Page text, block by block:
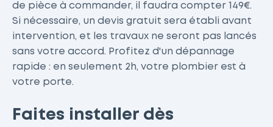
de pièce à commander, il faudra compter 149€.
Si nécessaire, un devis gratuit sera établi avant
intervention, et les travaux ne seront pas lancés
sans votre accord. Profitez d'un dépannage
rapide : en seulement 2h, votre plombier est à
votre porte.
Faites installer dès